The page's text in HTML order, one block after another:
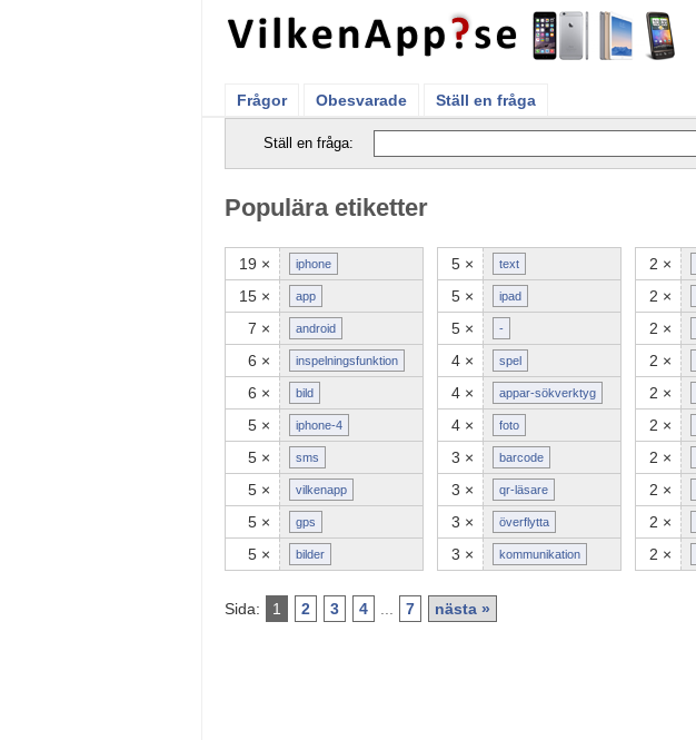
Frågor Obesvarade Ställ en fråga
Ställ en fråga:
Populära etiketter
19 × iphone 5 × text 2 ×
15 × app 5 × ipad 2 ×
7 × android 5 × - 2 ×
6 × inspelningsfunktion 4 × spel 2 ×
6 × bild 4 × appar-sökverktyg 2 ×
5 × iphone-4 4 × foto 2 ×
5 × sms 3 × barcode 2 ×
5 × vilkenapp 3 × qr-läsare 2 ×
5 × gps 3 × överflytta 2 ×
5 × bilder 3 × kommunikation 2 ×
Sida: 1 2 3 4 7 nästa »